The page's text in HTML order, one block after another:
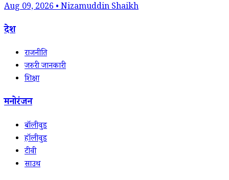
Aug 09, 2026 • Nizamuddin Shaikh
देश
राजनीति
जरुरी जानकारी
शिक्षा
मनोरंजन
बॉलीवुड
हॉलीवुड
टीवी
साउथ